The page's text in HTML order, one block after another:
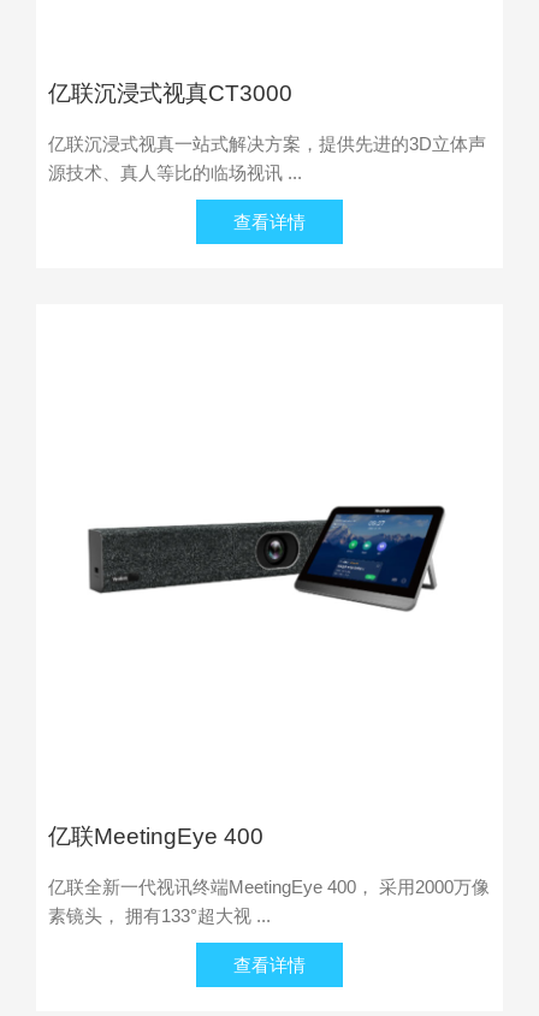
亿联沉浸式视真CT3000
亿联沉浸式视真一站式解决方案，提供先进的3D立体声
源技术、真人等比的临场视讯 ...
查看详情
亿联MeetingEye 400
亿联全新一代视讯终端MeetingEye 400， 采用2000万像
素镜头， 拥有133°超大视 ...
查看详情